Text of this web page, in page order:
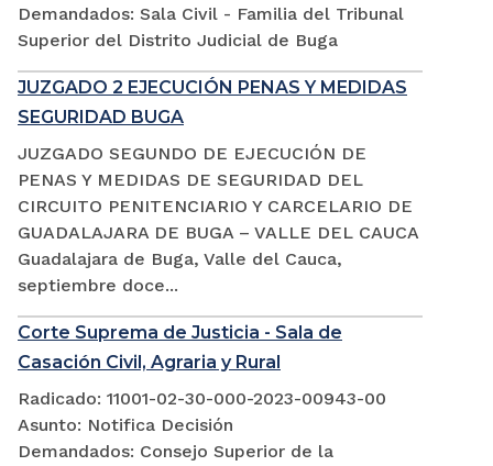
Demandados: Sala Civil - Familia del Tribunal
Superior del Distrito Judicial de Buga
JUZGADO 2 EJECUCIÓN PENAS Y MEDIDAS
SEGURIDAD BUGA
JUZGADO SEGUNDO DE EJECUCIÓN DE
PENAS Y MEDIDAS DE SEGURIDAD DEL
CIRCUITO PENITENCIARIO Y CARCELARIO DE
GUADALAJARA DE BUGA – VALLE DEL CAUCA
Guadalajara de Buga, Valle del Cauca,
septiembre doce...
Corte Suprema de Justicia - Sala de
Casación Civil, Agraria y Rural
Radicado: 11001-02-30-000-2023-00943-00
Asunto: Notifica Decisión
Demandados: Consejo Superior de la